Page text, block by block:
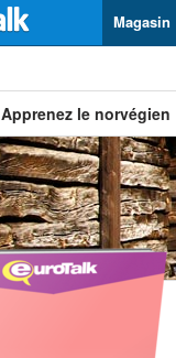
Magasin
Apprenez le norvégien